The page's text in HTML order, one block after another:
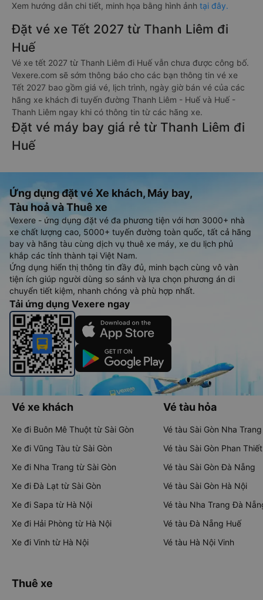
Xem hướng dẫn chi tiết, minh họa bằng hình ảnh tại đây.
Đặt vé xe Tết 2027 từ Thanh Liêm đi
Huế
Vé xe tết 2027 từ Thanh Liêm đi Huế vẫn chưa được công bố.
Vexere.com sẽ sớm thông báo cho các bạn thông tin vé xe
Tết 2027 bao gồm giá vé, lịch trình, ngày giờ bán vé của các
hãng xe khách đi tuyến đường Thanh Liêm - Huế và Huế -
Thanh Liêm ngay khi có thông tin từ các hãng xe.
Đặt vé máy bay giá rẻ từ Thanh Liêm đi
Huế
Ứng dụng đặt vé Xe khách, Máy bay,
Tàu hoả và Thuê xe
Vexere - ứng dụng đặt vé đa phương tiện với hơn 3000+ nhà
xe chất lượng cao, 5000+ tuyến đường toàn quốc, tất cả hãng
bay và hãng tàu cùng dịch vụ thuê xe máy, xe du lịch phủ
khắp các tỉnh thành tại Việt Nam.
Ứng dụng hiển thị thông tin đầy đủ, minh bạch cùng vô vàn
tiện ích giúp người dùng so sánh và lựa chọn phương án di
chuyển tiết kiệm, nhanh chóng và phù hợp nhất.
Tải ứng dụng Vexere ngay
Vé xe khách
Xe đi Buôn Mê Thuột từ Sài Gòn
Xe đi Vũng Tàu từ Sài Gòn
Xe đi Nha Trang từ Sài Gòn
Xe đi Đà Lạt từ Sài Gòn
Xe đi Sapa từ Hà Nội
Xe đi Hải Phòng từ Hà Nội
Xe đi Vinh từ Hà Nội
Vé tàu hỏa
Vé tàu Sài Gòn Nha Trang
Vé tàu Sài Gòn Phan Thiết
Vé tàu Sài Gòn Đà Nẵng
Vé tàu Sài Gòn Hà Nội
Vé tàu Nha Trang Đà
Vé tàu Đà Nẵng Huế
Vé tàu Hà Nội Vinh
Thuê xe